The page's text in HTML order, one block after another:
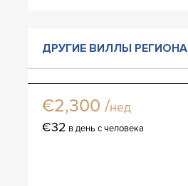
ДРУГИЕ ВИЛЛЫ РЕГИОНА
Вилла Лунгарно
€2,300 /нед
€32 в день с человека